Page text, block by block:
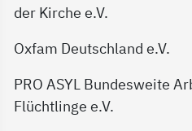
der Kirche e.V.
Oxfam Deutschland e.V.
PRO ASYL Bundesweite
Flüchtlinge e.V.